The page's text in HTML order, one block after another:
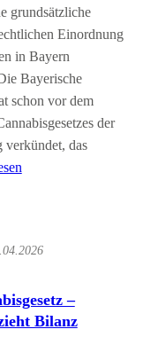
grundsätzliche
Einordnung
in Bayern
Bayerische
schon vor dem
der
das
–
Bilanz